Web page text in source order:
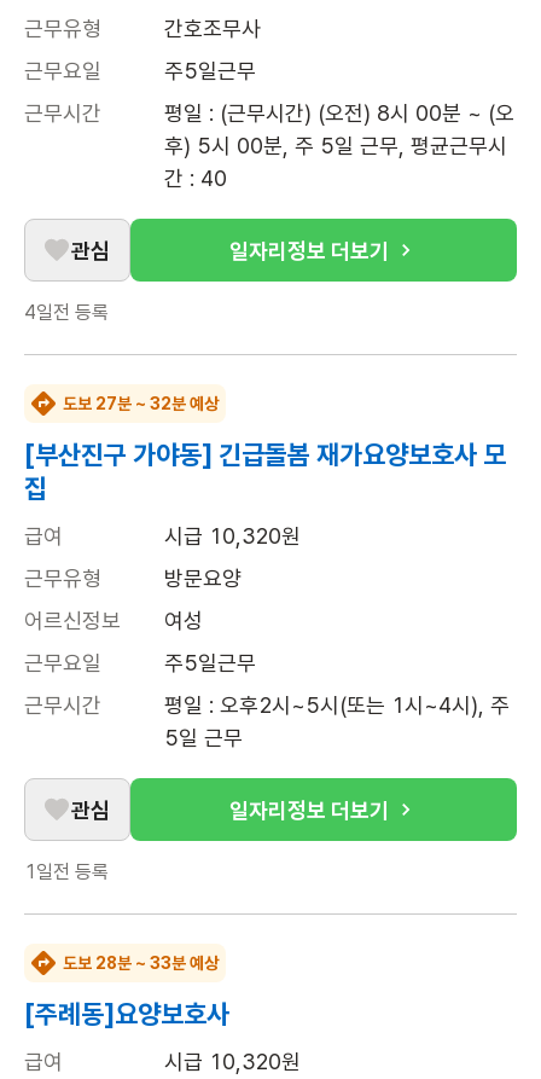
근무유형
간호조무사
근무요일
주5일근무
근무시간
평일 : (근무시간) (오전) 8시 00분 ~ (오
후) 5시 00분, 주 5일 근무, 평균근무시
간 : 40
관심 일자리정보 더보기
4일전 등록
도보 27분 ~ 32분 예상
[부산진구 가야동] 긴급돌봄 재가요양보호사 모
집
급여
시급 10,320원
근무유형
방문요양
어르신정보
여성
근무요일
주5일근무
근무시간
평일 : 오후2시~5시(또는 1시~4시), 주
5일 근무
관심 일자리정보 더보기
1일전 등록
도보 28분 ~ 33분 예상
[주례동]요양보호사
급여
시급 10,320원